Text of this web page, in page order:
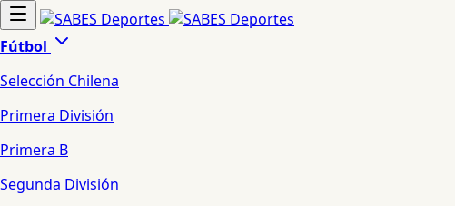
Fútbol
Selección Chilena
Primera División
Primera B
Segunda División